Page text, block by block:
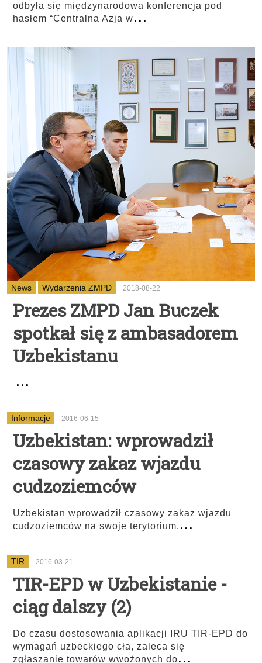
odbyła się międzynarodowa konferencja pod
hasłem “Centralna Azja w...
News Wydarzenia ZMPD 2018-08-22
Prezes ZMPD Jan Buczek
spotkał się z ambasadorem
Uzbekistanu
...
Informacje 2016-06-15
Uzbekistan: wprowadził
czasowy zakaz wjazdu
cudzoziemców
Uzbekistan wprowadził czasowy zakaz wjazdu
cudzoziemców na swoje terytorium....
TIR 2016-03-21
TIR-EPD w Uzbekistanie -
ciąg dalszy (2)
Do czasu dostosowania aplikacji IRU TIR-EPD do
wymagań uzbeckiego cła, zaleca się
zgłaszanie towarów wwożonych do...